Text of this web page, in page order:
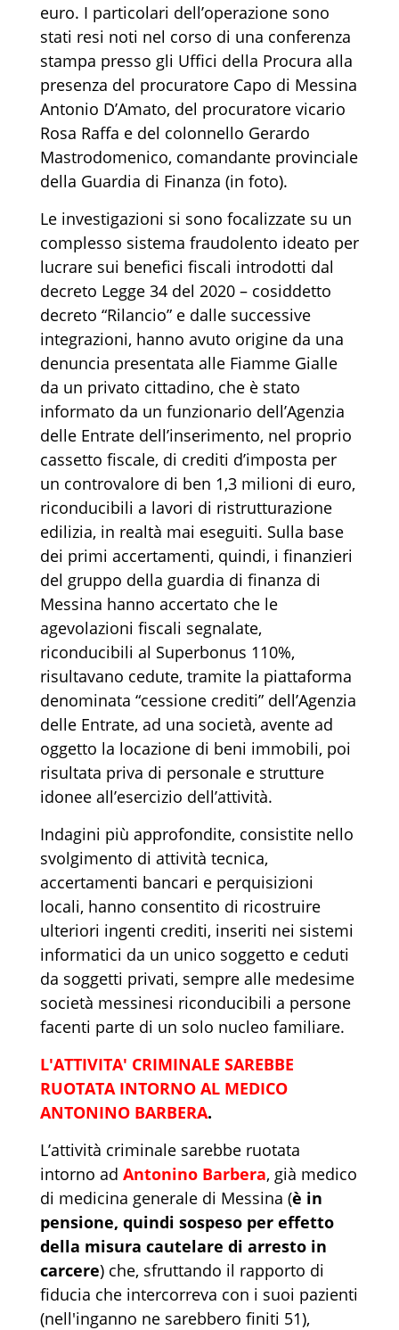
euro. I particolari dell’operazione sono
stati resi noti nel corso di una conferenza
stampa presso gli Uffici della Procura alla
presenza del procuratore Capo di Messina
Antonio D’Amato, del procuratore vicario
Rosa Raffa e del colonnello Gerardo
Mastrodomenico, comandante provinciale
della Guardia di Finanza (in foto).
Le investigazioni si sono focalizzate su un
complesso sistema fraudolento ideato per
lucrare sui benefici fiscali introdotti dal
decreto Legge 34 del 2020 – cosiddetto
decreto “Rilancio” e dalle successive
integrazioni, hanno avuto origine da una
denuncia presentata alle Fiamme Gialle
da un privato cittadino, che è stato
informato da un funzionario dell’Agenzia
delle Entrate dell’inserimento, nel proprio
cassetto fiscale, di crediti d’imposta per
un controvalore di ben 1,3 milioni di euro,
riconducibili a lavori di ristrutturazione
edilizia, in realtà mai eseguiti. Sulla base
dei primi accertamenti, quindi, i finanzieri
del gruppo della guardia di finanza di
Messina hanno accertato che le
agevolazioni fiscali segnalate,
riconducibili al Superbonus 110%,
risultavano cedute, tramite la piattaforma
denominata “cessione crediti” dell’Agenzia
delle Entrate, ad una società, avente ad
oggetto la locazione di beni immobili, poi
risultata priva di personale e strutture
idonee all’esercizio dell’attività.
Indagini più approfondite, consistite nello
svolgimento di attività tecnica,
accertamenti bancari e perquisizioni
locali, hanno consentito di ricostruire
ulteriori ingenti crediti, inseriti nei sistemi
informatici da un unico soggetto e ceduti
da soggetti privati, sempre alle medesime
società messinesi riconducibili a persone
facenti parte di un solo nucleo familiare.
L'ATTIVITA' CRIMINALE SAREBBE
RUOTATA INTORNO AL MEDICO
ANTONINO BARBERA.
L’attività criminale sarebbe ruotata
intorno ad Antonino Barbera, già medico
di medicina generale di Messina (è in
pensione, quindi sospeso per effetto
della misura cautelare di arresto in
carcere) che, sfruttando il rapporto di
fiducia che intercorreva con i suoi pazienti
(nell'inganno ne sarebbero finiti 51),